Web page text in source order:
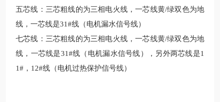
五芯线：三芯粗线的为三相电火线，一芯线黄/绿双色为地
线，一芯线是31#线（电机漏水信号线）
七芯线：三芯粗线的为三相电火线，一芯线黄/绿双色为地
线，一芯线是31#线（电机漏水信号线），另外两芯线是1
1#，12#线（电机过热保护信号线）